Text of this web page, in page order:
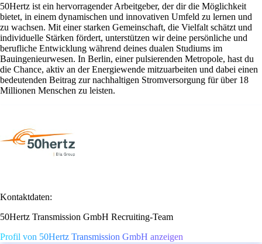
50Hertz ist ein hervorragender Arbeitgeber, der dir die Möglichkeit
bietet, in einem dynamischen und innovativen Umfeld zu lernen und
zu wachsen. Mit einer starken Gemeinschaft, die Vielfalt schätzt und
individuelle Stärken fördert, unterstützen wir deine persönliche und
berufliche Entwicklung während deines dualen Studiums im
Bauingenieurwesen. In Berlin, einer pulsierenden Metropole, hast du
die Chance, aktiv an der Energiewende mitzuarbeiten und dabei einen
bedeutenden Beitrag zur nachhaltigen Stromversorgung für über 18
Millionen Menschen zu leisten.
Kontaktdaten:
50Hertz Transmission GmbH Recruiting-Team
Profil von 50Hertz Transmission GmbH anzeigen